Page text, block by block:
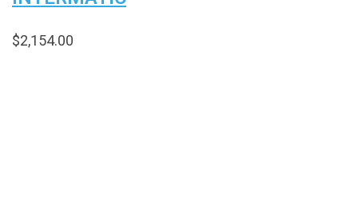
$2,154.00